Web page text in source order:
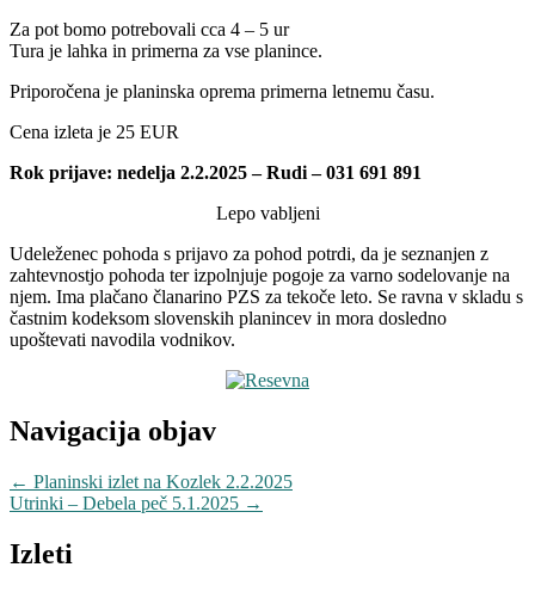
Za pot bomo potrebovali cca 4 – 5 ur
Tura je lahka in primerna za vse planince.
Priporočena je planinska oprema primerna letnemu času.
Cena izleta je 25 EUR
Rok prijave: nedelja 2.2.2025 – Rudi – 031 691 891
Lepo vabljeni
Udeleženec pohoda s prijavo za pohod potrdi, da je seznanjen z
zahtevnostjo pohoda ter izpolnjuje pogoje za varno sodelovanje na
njem. Ima plačano članarino PZS za tekoče leto. Se ravna v skladu s
častnim kodeksom slovenskih planincev in mora dosledno
upoštevati navodila vodnikov.
Navigacija objav
← Planinski izlet na Kozlek 2.2.2025
Utrinki – Debela peč 5.1.2025 →
Izleti